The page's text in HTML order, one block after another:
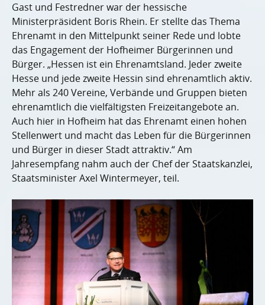
Gast und Festredner war der hessische
Ministerpräsident Boris Rhein. Er stellte das Thema
Ehrenamt in den Mittelpunkt seiner Rede und lobte
das Engagement der Hofheimer Bürgerinnen und
Bürger. „Hessen ist ein Ehrenamtsland. Jeder zweite
Hesse und jede zweite Hessin sind ehrenamtlich aktiv.
Mehr als 240 Vereine, Verbände und Gruppen bieten
ehrenamtlich die vielfältigsten Freizeitangebote an.
Auch hier in Hofheim hat das Ehrenamt einen hohen
Stellenwert und macht das Leben für die Bürgerinnen
und Bürger in dieser Stadt attraktiv.“ Am
Jahresempfang nahm auch der Chef der Staatskanzlei,
Staatsminister Axel Wintermeyer, teil.